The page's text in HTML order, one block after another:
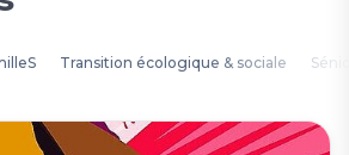
Transition écologique & sociale